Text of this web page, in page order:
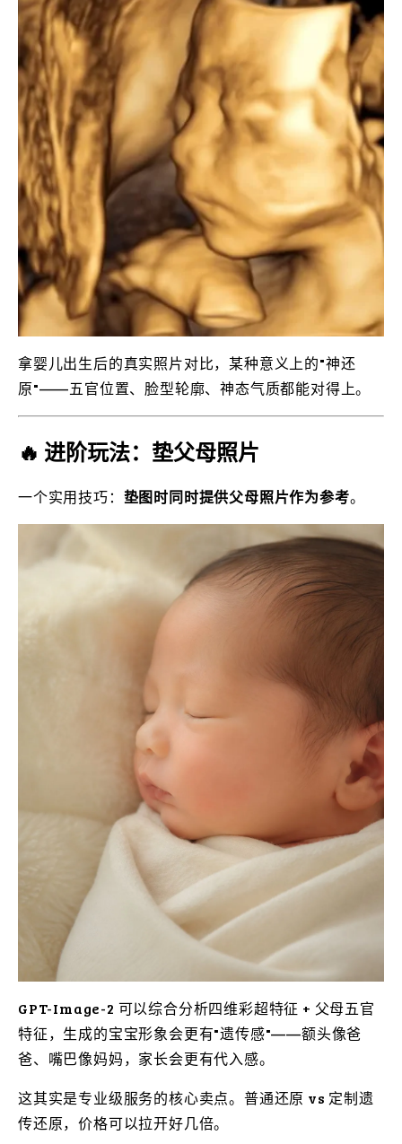
拿婴儿出生后的真实照片对比，某种意义上的"神还
原"——五官位置、脸型轮廓、神态气质都能对得上。
🔥 进阶玩法：垫父母照片
一个实用技巧： 垫图时同时提供父母照片作为参考。
GPT-Image-2 可以综合分析四维彩超特征 + 父母五官
特征，生成的宝宝形象会更有"遗传感"——额头像爸
爸、嘴巴像妈妈，家长会更有代入感。
这其实是专业级服务的核心卖点。普通还原 vs 定制遗
传还原，价格可以拉开好几倍。